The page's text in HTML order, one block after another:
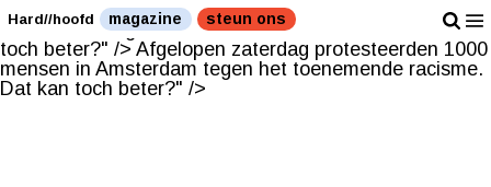
Afgelopen zaterdag protesteerden 1000 mensen in
Amsterdam tegen het toenemende racisme. Dat kan
toch beter?" /> Afgelopen zaterdag protesteerden 1000
mensen in Amsterdam tegen het toenemende racisme.
Dat kan toch beter?" />
Hard//hoofd magazine steun ons